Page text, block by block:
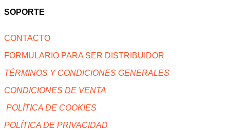
SOPORTE
CONTACTO
FORMULARIO PARA SER DISTRIBUIDOR
TÉRMINOS Y CONDICIONES GENERALES
CONDICIONES DE VENTA
POLÍTICA DE COOKIES
POLÍTICA DE PRIVACIDAD